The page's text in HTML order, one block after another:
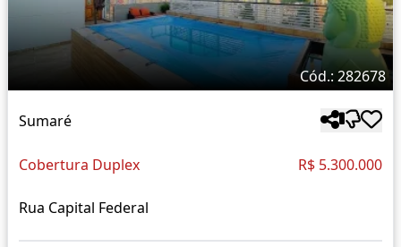
Cód.: 282678
Sumaré
Cobertura Duplex R$ 5.300.000
Rua Capital Federal